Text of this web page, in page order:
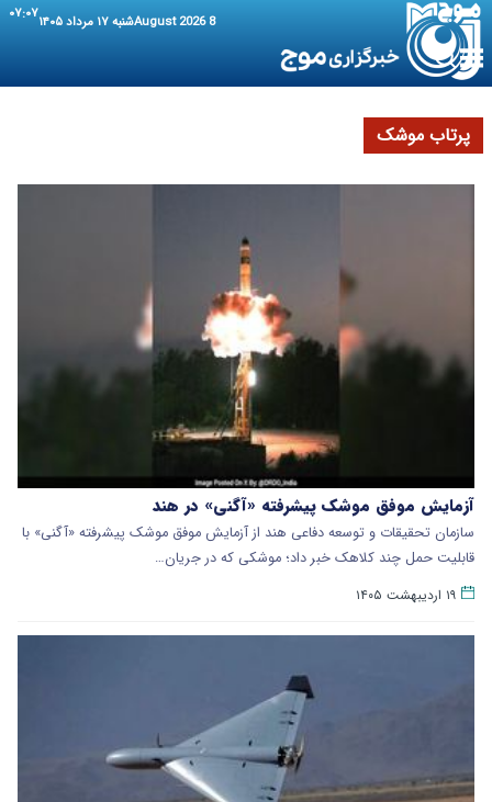
8 August 2026 شنبه ۱۷ مرداد ۱۴۰۵ ۰۷:۰۷
پرتاب موشک‌
آزمایش موفق موشک پیشرفته «آگنی» در هند
سازمان تحقیقات و توسعه دفاعی هند از آزمایش موفق موشک پیشرفته «آگنی» با
قابلیت حمل چند کلاهک خبر داد؛ موشکی که در جریان…
۱۹ اردیبهشت ۱۴۰۵